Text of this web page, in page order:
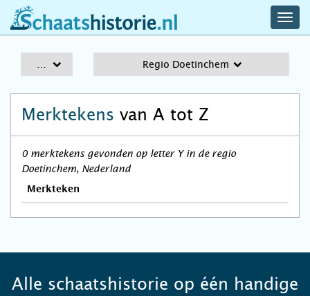
schaatshistorie.nl
Regio Doetinchem
Merktekens van A tot Z
0 merktekens gevonden op letter Y in de regio
Doetinchem, Nederland
Merkteken
Alle schaatshistorie op één handige